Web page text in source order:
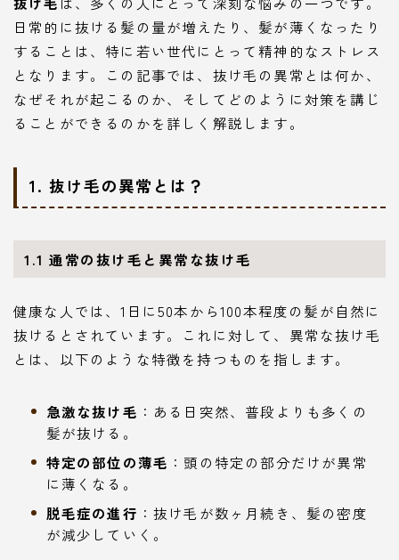
日常的に抜ける髪の量が増えたり、髪が薄くなったり
することは、特に若い世代にとって精神的なストレス
となります。この記事では、抜け毛の異常とは何か、
なぜそれが起こるのか、そしてどのように対策を講じ
ることができるのかを詳しく解説します。
1. 抜け毛の異常とは？
1.1 通常の抜け毛と異常な抜け毛
健康な人では、1日に50本から100本程度の髪が自然に
抜けるとされています。これに対して、異常な抜け毛
とは、以下のような特徴を持つものを指します。
急激な抜け毛 ：ある日突然、普段よりも多くの
髪が抜ける。
特定の部位の薄毛 ：頭の特定の部分だけが異常
に薄くなる。
脱毛症の進行 ：抜け毛が数ヶ月続き、髪の密度
が減少していく。